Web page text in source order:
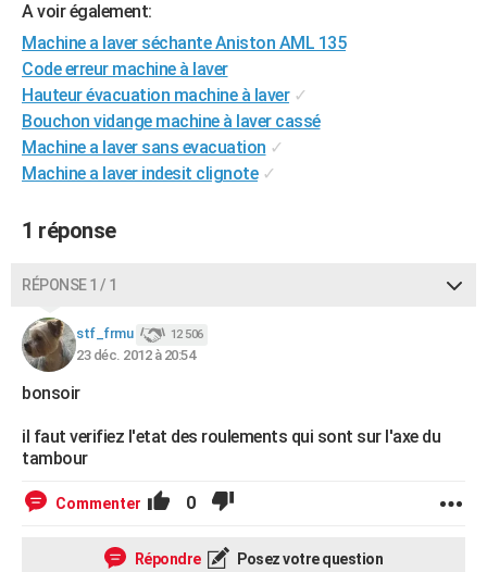
Art de vivre
Bien-être
Loisirs
Mode
Modes de vie
Alimentation
Guide de la santé
Maladies
Médicaments
Sommeil
VOYAGE
PHOTO
GUIDES D'ACHAT
CARTE DE VOEUX
Carte de Noël
Carte Bonne année
Carte Saint-Valentin
Carte Pâques
Carte d'anniversaire
DICTIONNAIRE
Dictionnaire
Biographies
Citations
Expressions
Proverbes
PROGRAMME TV
FORUM
Bricolage
Lifestyle
Culture
Sport
Auto
Television
Voyage
Cinema
A voir également:
Machine a laver séchante Aniston AML 135
Code erreur machine à laver
Hauteur évacuation machine à laver ✓
Bouchon vidange machine à laver cassé
Machine a laver sans evacuation ✓
Machine a laver indesit clignote ✓
1 réponse
RÉPONSE 1 / 1
stf_frmu 12 506
23 déc. 2012 à 20:54
bonsoir
il faut verifiez l'etat des roulements qui sont sur l'axe du
tambour
Commenter 0
Répondre Posez votre question